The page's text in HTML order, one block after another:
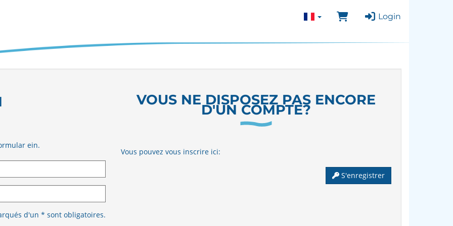
Login
ein.
d'un * sont obligatoires.
VOUS NE DISPOSEZ PAS ENCORE
D'UN COMPTE?
Vous pouvez vous inscrire ici:
S'enregistrer